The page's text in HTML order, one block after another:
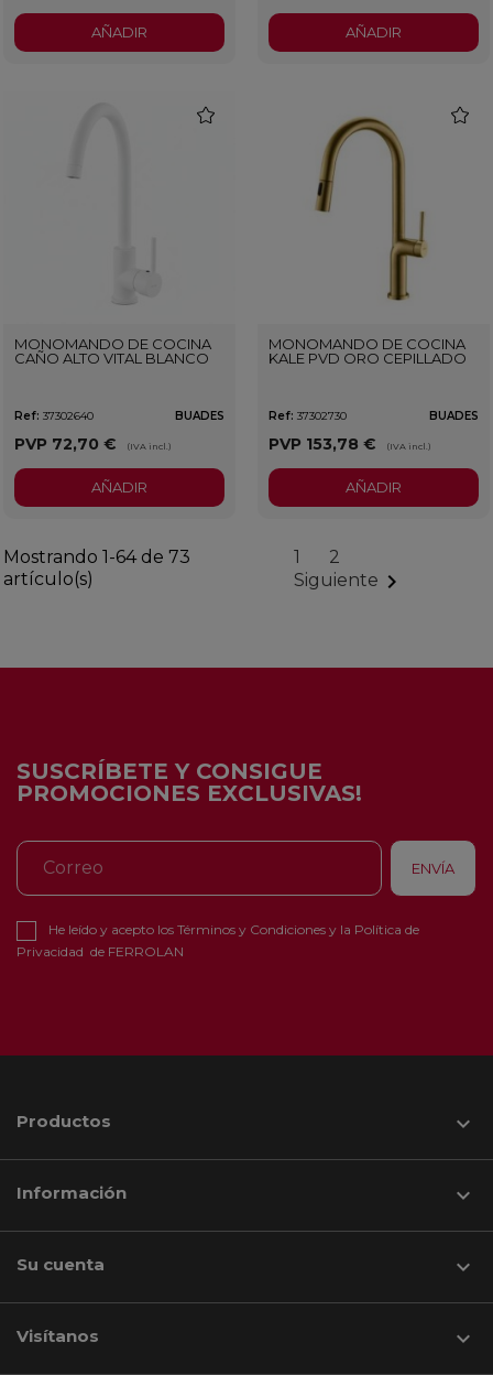
AÑADIR AÑADIR
MONOMANDO DE COCINA
CAÑO ALTO VITAL BLANCO
Ref: 37302640 BUADES
PVP 72,70 € (IVA incl.)
AÑADIR
MONOMANDO DE COCINA
KALE PVD ORO CEPILLADO
Ref: 37302730 BUADES
PVP 153,78 € (IVA incl.)
AÑADIR
Mostrando 1-64 de 73
artículo(s)
1
2
Siguiente 
SUSCRÍBETE Y CONSIGUE
PROMOCIONES EXCLUSIVAS!
He leído y acepto los Términos y Condiciones y la Política de
Privacidad de FERROLAN
Productos 
Información 
Su cuenta 
Visítanos keyboard_arrow_down